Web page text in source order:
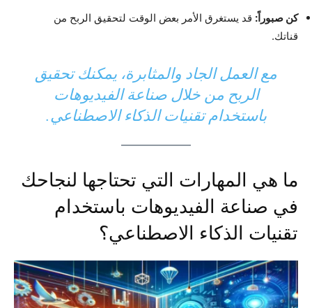
كن صبوراً: قد يستغرق الأمر بعض الوقت لتحقيق الربح من
قناتك.
مع العمل الجاد والمثابرة، يمكنك تحقيق
الربح من خلال صناعة الفيديوهات
باستخدام تقنيات الذكاء الاصطناعي.
ما هي المهارات التي تحتاجها لنجاحك
في صناعة الفيديوهات باستخدام
تقنيات الذكاء الاصطناعي؟